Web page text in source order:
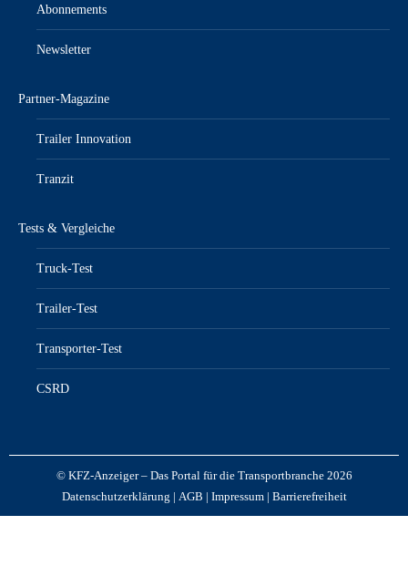
Abonnements
Newsletter
Partner-Magazine
Trailer Innovation
Tranzit
Tests & Vergleiche
Truck-Test
Trailer-Test
Transporter-Test
CSRD
© KFZ-Anzeiger – Das Portal für die Transportbranche 2026
Datenschutzerklärung | AGB | Impressum| Barrierefreiheit